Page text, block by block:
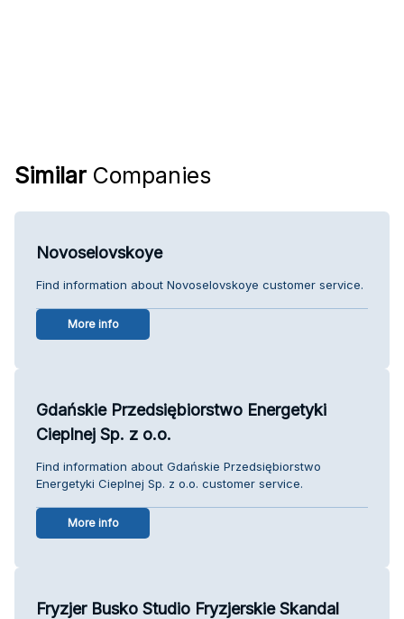
Similar Companies
Novoselovskoye
Find information about Novoselovskoye customer service.
More info
Gdańskie Przedsiębiorstwo Energetyki
Cieplnej Sp. z o.o.
Find information about Gdańskie Przedsiębiorstwo
Energetyki Cieplnej Sp. z o.o. customer service.
More info
Fryzjer Busko Studio Fryzjerskie Skandal